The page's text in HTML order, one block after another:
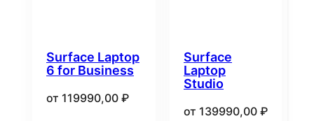
Surface Laptop
6 for Business
от 119990,00 ₽
Surface
Laptop
Studio
от 139990,00 ₽